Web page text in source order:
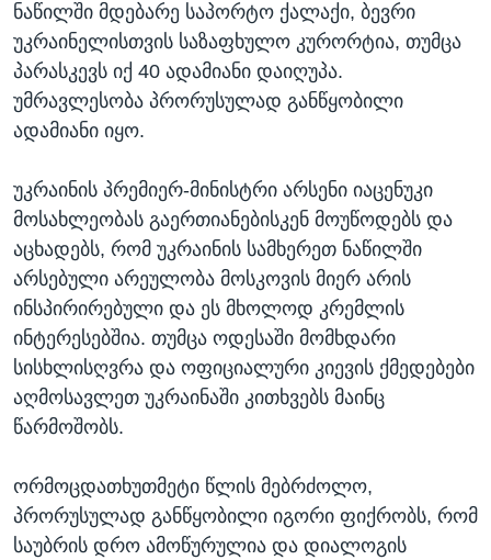
ნაწილში მდებარე საპორტო ქალაქი, ბევრი
უკრაინელისთვის საზაფხულო კურორტია, თუმცა
პარასკევს იქ 40 ადამიანი დაიღუპა.
უმრავლესობა პრორუსულად განწყობილი
ადამიანი იყო.
უკრაინის პრემიერ-მინისტრი არსენი იაცენუკი
მოსახლეობას გაერთიანებისკენ მოუწოდებს და
აცხადებს, რომ უკრაინის სამხერეთ ნაწილში
არსებული არეულობა მოსკოვის მიერ არის
ინსპირირებული და ეს მხოლოდ კრემლის
ინტერესებშია. თუმცა ოდესაში მომხდარი
სისხლისღვრა და ოფიციალური კიევის ქმედებები
აღმოსავლეთ უკრაინაში კითხვებს მაინც
წარმოშობს.
ორმოცდათხუთმეტი წლის მებრძოლო,
პრორუსულად განწყობილი იგორი ფიქრობს, რომ
საუბრის დრო ამოწურულია და დიალოგის